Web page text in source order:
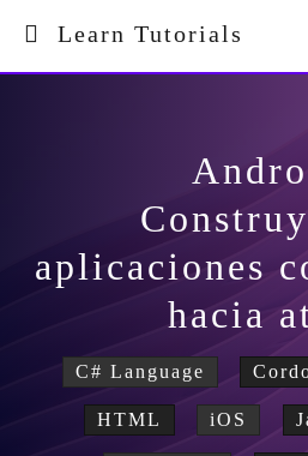
Learn Tutorials
aplicaciones
hacia
C# Language
HTML iOS